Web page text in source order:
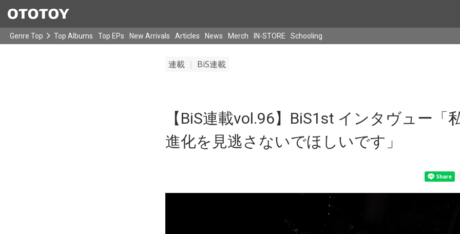
Genre Top Top Albums Top EPs New Arrivals Articles News Merch IN-STORE Schooling
連載 BiS連載
【BiS連載vol.96】BiS1st インタヴュー「
進化を見逃さないでほしいです」